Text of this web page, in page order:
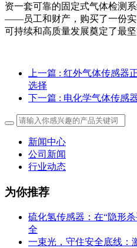
资一套可靠的固定式气体检测
——员工和财产，购买了一份实
可持续和高质量发展奠定了最坚
上一篇 : 红外气体传感器
选择
下一篇 : 电化学气体传感
新闻中心
公司新闻
行业动态
为你推荐
硫化氢传感器：在“隐形
全
一束光，守住安全底线：